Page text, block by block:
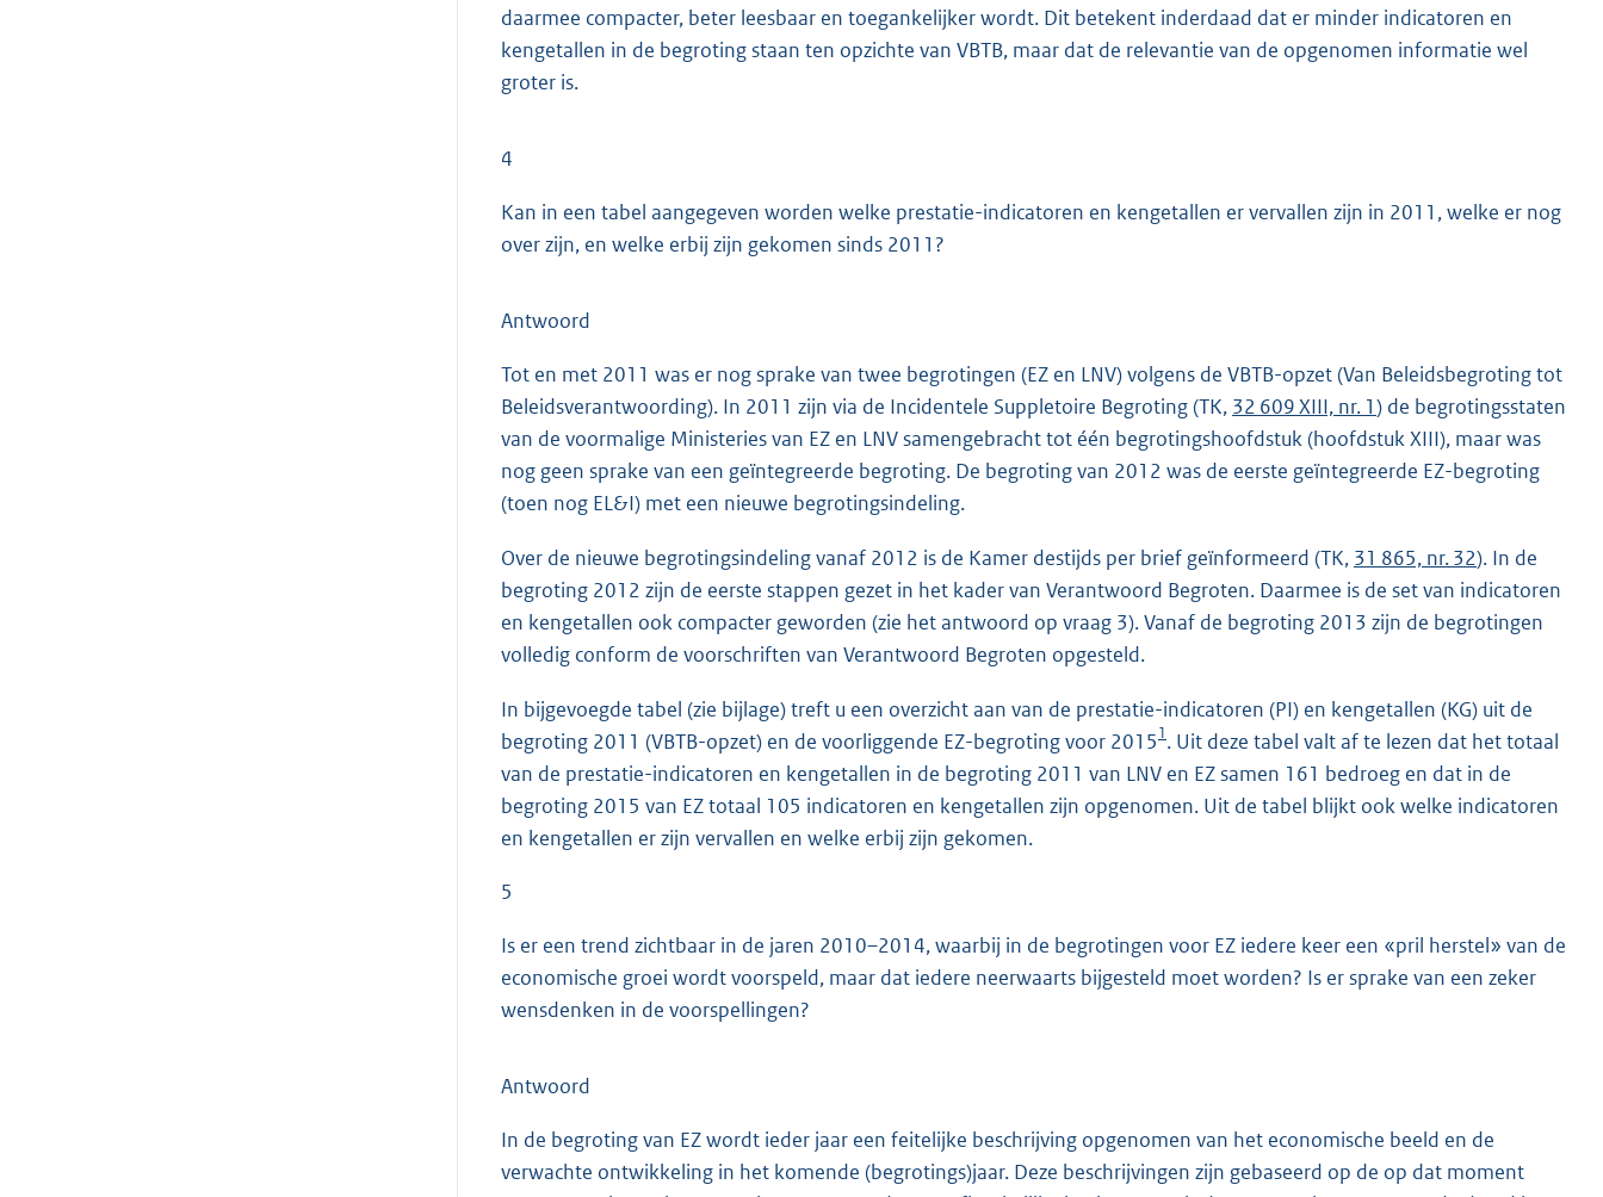
daarmee compacter, beter leesbaar en toegankelijker wordt. Dit betekent inderdaad dat er minder indicatoren en
kengetallen in de begroting staan ten opzichte van VBTB, maar dat de relevantie van de opgenomen informatie wel
groter is.
4
Kan in een tabel aangegeven worden welke prestatie-indicatoren en kengetallen er vervallen zijn in 2011, welke er nog
over zijn, en welke erbij zijn gekomen sinds 2011?
Antwoord
Tot en met 2011 was er nog sprake van twee begrotingen (EZ en LNV) volgens de VBTB-opzet (Van Beleidsbegroting tot
Beleidsverantwoording). In 2011 zijn via de Incidentele Suppletoire Begroting (TK, 32 609 XIII, nr. 1) de begrotingsstaten
van de voormalige Ministeries van EZ en LNV samengebracht tot één begrotingshoofdstuk (hoofdstuk XIII), maar was
nog geen sprake van een geïntegreerde begroting. De begroting van 2012 was de eerste geïntegreerde EZ-begroting
(toen nog EL&I) met een nieuwe begrotingsindeling.
Over de nieuwe begrotingsindeling vanaf 2012 is de Kamer destijds per brief geïnformeerd (TK, 31 865, nr. 32). In de
begroting 2012 zijn de eerste stappen gezet in het kader van Verantwoord Begroten. Daarmee is de set van indicatoren
en kengetallen ook compacter geworden (zie het antwoord op vraag 3). Vanaf de begroting 2013 zijn de begrotingen
volledig conform de voorschriften van Verantwoord Begroten opgesteld.
In bijgevoegde tabel (zie bijlage) treft u een overzicht aan van de prestatie-indicatoren (PI) en kengetallen (KG) uit de
begroting 2011 (VBTB-opzet) en de voorliggende EZ-begroting voor 20151. Uit deze tabel valt af te lezen dat het totaal
van de prestatie-indicatoren en kengetallen in de begroting 2011 van LNV en EZ samen 161 bedroeg en dat in de
begroting 2015 van EZ totaal 105 indicatoren en kengetallen zijn opgenomen. Uit de tabel blijkt ook welke indicatoren
en kengetallen er zijn vervallen en welke erbij zijn gekomen.
5
Is er een trend zichtbaar in de jaren 2010–2014, waarbij in de begrotingen voor EZ iedere keer een «pril herstel» van de
economische groei wordt voorspeld, maar dat iedere neerwaarts bijgesteld moet worden? Is er sprake van een zeker
wensdenken in de voorspellingen?
Antwoord
In de begroting van EZ wordt ieder jaar een feitelijke beschrijving opgenomen van het economische beeld en de
verwachte ontwikkeling in het komende (begrotings)jaar. Deze beschrijvingen zijn gebaseerd op de op dat moment